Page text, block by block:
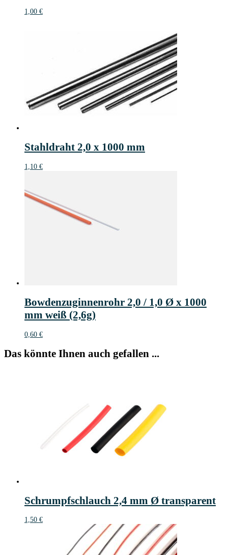
1,00 €
Stahldraht 2,0 x 1000 mm
1,10 €
Bowdenzuginnenrohr 2,0 / 1,0 Ø x 1000
mm weiß (2,6g)
0,60 €
Das könnte Ihnen auch gefallen ...
Schrumpfschlauch 2,4 mm Ø transparent
1,50 €